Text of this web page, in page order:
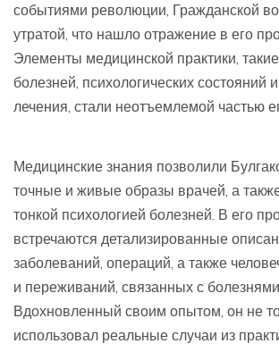
событиями революции, Гражданской
утратой, что нашло отражение в его
Элементы медицинской практики,
болезней, психологических состояний
лечения, стали неотъемлемой частью
Медицинские знания позволили
точные и живые образы врачей, а
тонкой психологией болезней. В его
встречаются детализированные
заболеваний, операций, а также
и переживаний, связанных с
Вдохновленный своим опытом, он не
использовал реальные случаи из